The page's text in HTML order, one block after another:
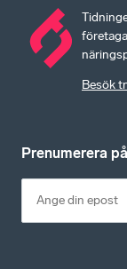
Besök
Prenumerera